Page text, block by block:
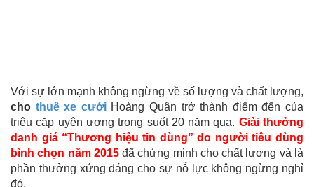
Với sự lớn mạnh không ngừng về số lượng và chất lượng,
cho thuê xe cướiHoàng Quân trở thành điểm đến của
triệu cặp uyên ương trong suốt 20 năm qua. Giải thưởng
danh giá “Thương hiệu tin dùng” do người tiêu dùng
bình chọn năm 2015 đã chứng minh cho chất lượng và là
phần thưởng xứng đáng cho sự nỗ lực không ngừng nghỉ
đó.